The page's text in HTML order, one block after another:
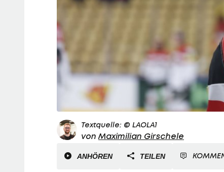
Textquelle: © LAOLA1
vonMaximilian Girschele
ANHÖREN TEILEN